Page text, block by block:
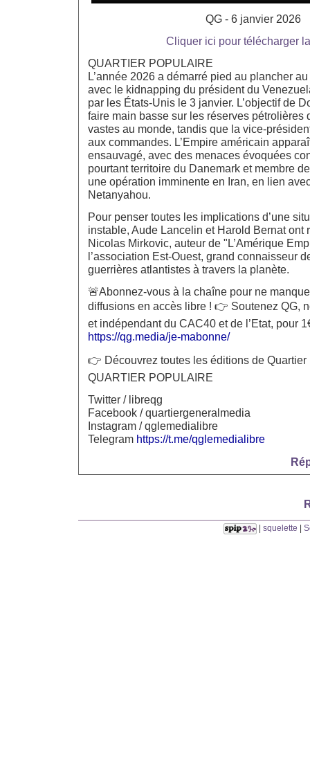
QG - 6 janvier 2026
Cliquer ici pour télécharger
QUARTIER POPULAIRE
L’année 2026 a démarré pied au plancher
avec le kidnapping du président du
par les États-Unis le 3 janvier. L’objectif de
faire main basse sur les réserves pétrolières
vastes au monde, tandis que la vice-
aux commandes. L’Empire américain
ensauvagé, avec des menaces évoquées
pourtant territoire du Danemark et membre
une opération imminente en Iran, en lien
Netanyahou.
Pour penser toutes les implications d’une
instable, Aude Lancelin et Harold Bernat ont
Nicolas Mirkovic, auteur de "L’Amérique
l’association Est-Ouest, grand connaisseur
guerrières atlantistes à travers la planète.
🚨Abonnez-vous à la chaîne pour ne
diffusions en accès libre ! 👉 Soutenez QG,
et indépendant du CAC40 et de l’Etat, pour
https://qg.media/je-mabonne/
👉 Découvrez toutes les éditions de Quartier
QUARTIER POPULAIRE
Twitter / libreqg
Facebook / quartiergeneralmedia
Instagram / qglemedialibre
Telegram https://t.me/qglemedialibre
squelette